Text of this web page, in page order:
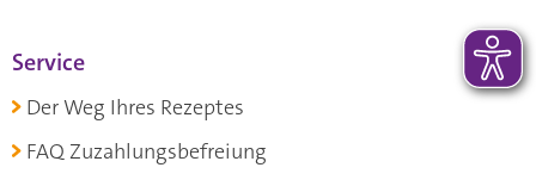
Service
Der Weg Ihres Rezeptes
FAQ Zuzahlungsbefreiung